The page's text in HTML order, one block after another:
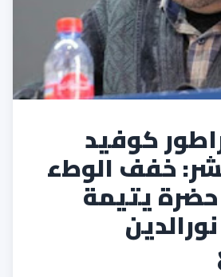
كوفيد
خفف الوطء
يتيمة